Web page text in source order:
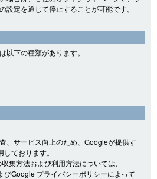
設定を通じて停止することが可能です。
以下の種類があります。
、サービス向上のため、Googleが提供す
ております。
集方法および利用方法については、
Google プライバシーポリシーによって